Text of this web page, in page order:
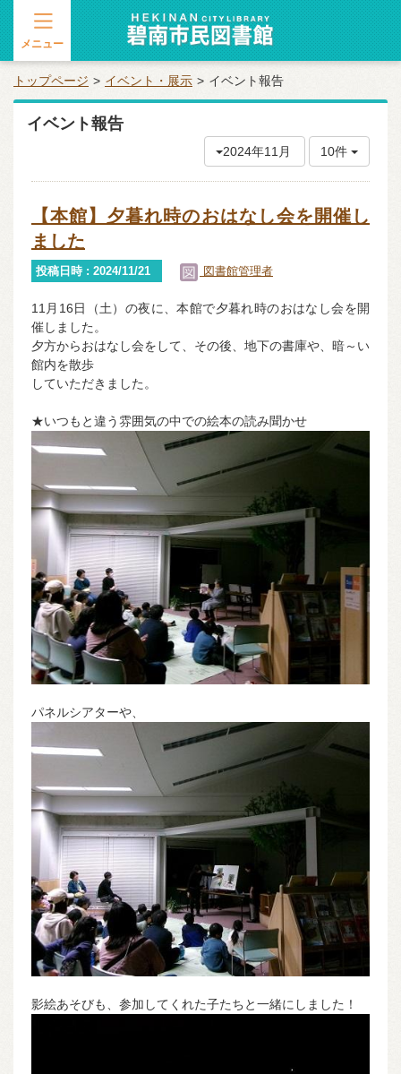
メニュー
トップページ イベント・展示 イベント報告
イベント報告
2024年11月 10件
【本館】夕暮れ時のおはなし会を開催し
ました
投稿日時 : 2024/11/21 図書館管理者
11月16日（土）の夜に、本館で夕暮れ時のおはなし会を開
催しました。
夕方からおはなし会をして、その後、地下の書庫や、暗～い
館内を散歩
していただきました。
★いつもと違う雰囲気の中での絵本の読み聞かせ
パネルシアターや、
影絵あそびも、参加してくれた子たちと一緒にしました！